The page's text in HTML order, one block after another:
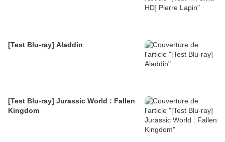
[Test Blu-ray] Aladdin
[Test Blu-ray] Jurassic World : Fallen
Kingdom